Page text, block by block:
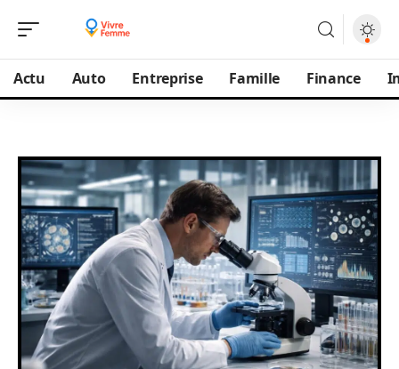
Actu Auto Entreprise Famille Finance